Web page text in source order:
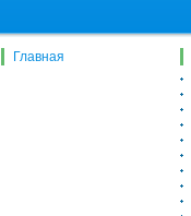
Главная